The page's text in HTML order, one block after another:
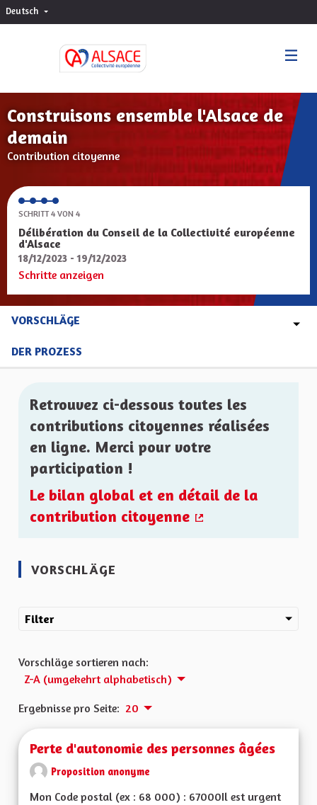
Deutsch Choisir la langue
Construisons ensemble l'Alsace de
demain
Contribution citoyenne
SCHRITT 4 VON 4
Délibération du Conseil de la Collectivité européenne
d'Alsace
18/12/2023 - 19/12/2023
Schritte anzeigen
VORSCHLÄGE
DER PROZESS
Retrouvez ci-dessous toutes les
contributions citoyennes réalisées
en ligne. Merci pour votre
participation !
Le bilan global et en détail de la
contribution citoyenne
VORSCHLÄGE
Filter
Vorschläge sortieren nach:
Z-A (umgekehrt alphabetisch)
Ergebnisse pro Seite: 20
Perte d'autonomie des personnes âgées
Proposition anonyme
Mon Code postal (ex : 68 000) : 67000Il est urgent